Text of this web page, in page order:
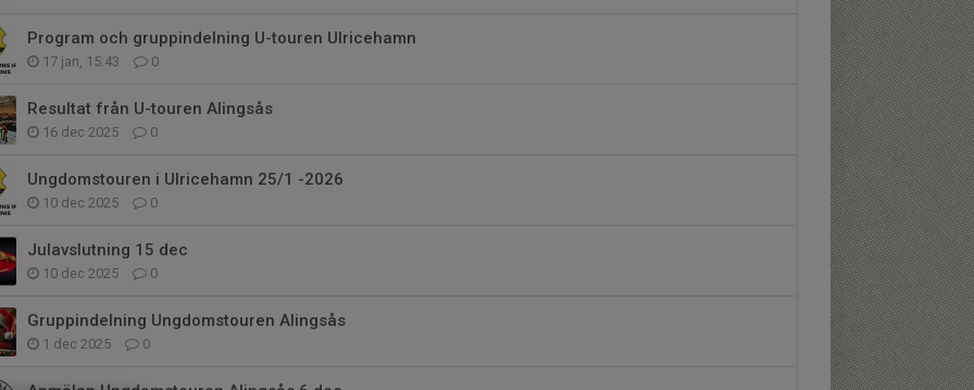
Program och gruppindelning U-touren Ulricehamn
17 jan, 15:43 0
Resultat från U-touren Alingsås
16 dec 2025 0
Ungdomstouren i Ulricehamn 25/1 -2026
10 dec 2025 0
Julavslutning 15 dec
10 dec 2025 0
Gruppindelning Ungdomstouren Alingsås
1 dec 2025 0